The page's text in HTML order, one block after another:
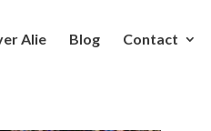
Alie Blog Contact